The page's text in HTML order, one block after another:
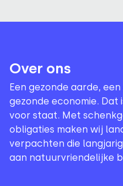
Over ons
Een gezonde aarde,
gezonde economie. Dat
voor staat. Met
obligaties maken wij
verpachten die
aan natuurvriendelijke